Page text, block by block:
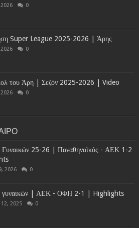
0
Super League 2025-2026 | Άρης
0
του Άρη | Σεζόν 2025-2026 | Video
0
Γυναικών 25-26 | Παναθηναϊκός - ΑΕΚ 1-2
2026 0
γυναικών | ΑΕΚ - ΟΦΗ 2-1 | Highlights
2025 0